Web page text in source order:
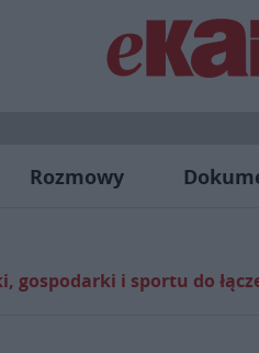
Rozmowy
i sportu do